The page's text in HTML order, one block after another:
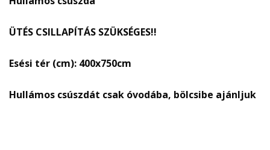
ÜTÉS CSILLAPÍTÁS SZÜKSÉGES!!
Esési tér (cm): 400x750cm
Hullámos csúszdát csak óvodába, bölcsibe ajánljuk